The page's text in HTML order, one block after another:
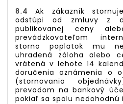
8.4 Ak zákazník
odstúpi od zmluvy z
publikovanej ceny
prevádzkovateľom
storno poplatok mu
uhradená záloha alebo
vrátená v lehote 14
doručenia oznámenia o
(stornovania
prevodom na bankový
pokiaľ sa spolu nedohodnú